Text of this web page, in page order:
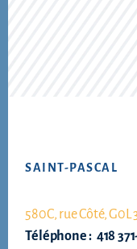
SAINT-PASCAL
580C, rue Côté, G0L
Téléphone : 418